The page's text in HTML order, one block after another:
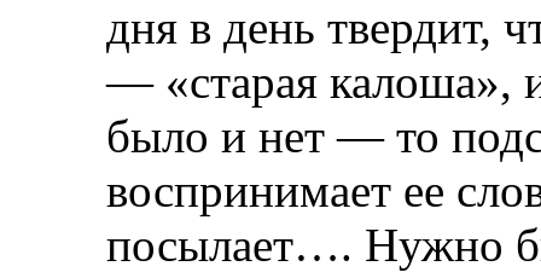
дня в день твердит,
— «старая калоша»,
было и нет — то
воспринимает ее
посылает…. Нужно